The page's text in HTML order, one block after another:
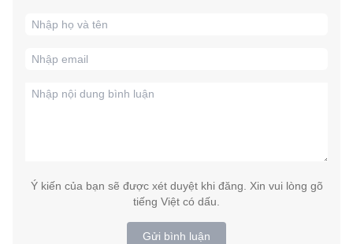
Ý kiến của bạn sẽ được xét duyệt khi đăng. Xin vui lòng gõ
tiếng Việt có dấu.
Gửi bình luận